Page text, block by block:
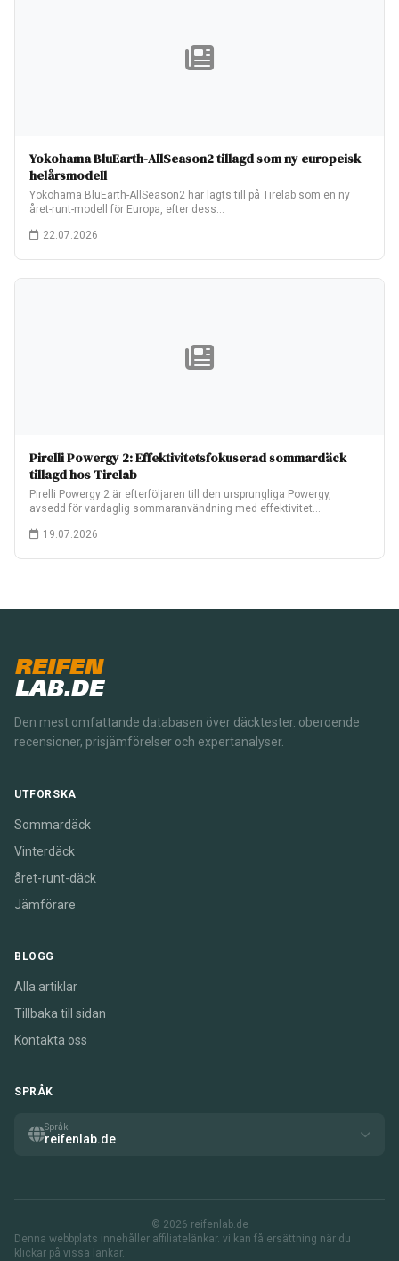
Yokohama BluEarth-AllSeason2 tillagd som ny europeisk
helårsmodell
Yokohama BluEarth-AllSeason2 har lagts till på Tirelab som en ny
året-runt-modell för Europa, efter dess…
22.07.2026
Pirelli Powergy 2: Effektivitetsfokuserad sommardäck
tillagd hos Tirelab
Pirelli Powergy 2 är efterföljaren till den ursprungliga Powergy,
avsedd för vardaglig sommaranvändning med effektivitet…
19.07.2026
REIFEN
LAB.DE
Den mest omfattande databasen över däcktester. oberoende
recensioner, prisjämförelser och expertanalyser.
UTFORSKA
Sommardäck
Vinterdäck
året-runt-däck
Jämförare
BLOGG
Alla artiklar
Tillbaka till sidan
Kontakta oss
SPRÅK
Språk
reifenlab.de
© 2026 reifenlab.de
Denna webbplats innehåller affiliatelänkar. vi kan få ersättning när du
klickar på vissa länkar.